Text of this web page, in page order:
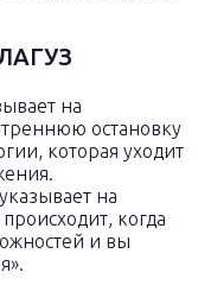
на
остановку
которая уходит
на
когда
и вы